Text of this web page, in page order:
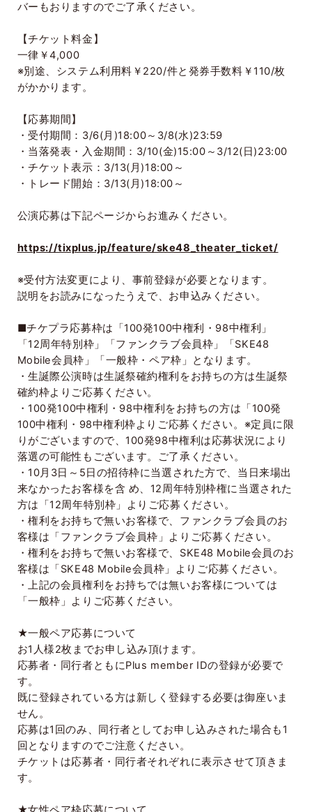
バーもおりますのでご了承ください。
【チケット料金】
一律￥4,000
※別途、システム利用料￥ 220/件と発券手数料￥ 110/枚
がかかります。
【応募期間】
・受付期間： 3/6(月 )18:00～ 3/8(水)23:59
・当落発表・入金期間： 3/10(金)15:00 ～ 3/12(日)23:00
・チケット表示： 3/13(月 )18:00 ～
・トレード開始： 3/13(月 )18:00 ～
公演応募は下記ページからお進みください。
https://tixplus.jp/feature/ske48_theater_ticket/
※受付方法変更により、事前登録が必要となります。
説明をお読みになったうえで、お申込みください。
■チケプラ応募枠は「100発100中権利・ 98中権利」
「12周年特別枠」「ファンクラブ会員枠」「SKE48
Mobile会員枠」「一般枠・ペア枠」となります。
・生誕際公演時は生誕祭確約権利をお持ちの方は生誕祭
確約枠よりご応募ください。
・ 100発100中権利・ 98中権利をお持ちの方は「100発
100中権利・ 98中権利枠よりご応募ください。※定員に限
りがございますので、 100発98中権利は応募状況により
落選の可能性もございます。ご了承ください。
・ 10月 3日～ 5日の招待枠に当選された方で、当日来場出
来なかったお客様を含 め、 12周年特別枠権に当選された
方は「12周年特別枠」よりご応募ください。
・権利をお持ちで無いお客様で、ファンクラブ会員のお
客様は「ファンクラブ会員枠」よりご応募ください。
・権利をお持ちで無いお客様で、 SKE48 Mobile会員のお
客様は「SKE48 Mobile会員枠」よりご応募ください。
・上記の会員権利をお持ちでは無いお客様については
「一般枠」よりご応募ください。
★一般ペア応募について
お1 人様2枚までお申し込み頂けます。
応募者・同行者ともにPlus member IDの登録が必要で
す。
既に登録されている方は新しく登録する必要は御座いま
せん。
応募は1 回のみ、同行者としてお申し込みされた場合も 1
回となりますのでご注意ください。
チケットは応募者・同行者それぞれに表示させて頂きま
す。